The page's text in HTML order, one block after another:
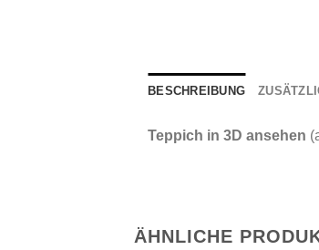
BESCHREIBUNG
Teppich in 3D ansehen
ÄHNLICHE